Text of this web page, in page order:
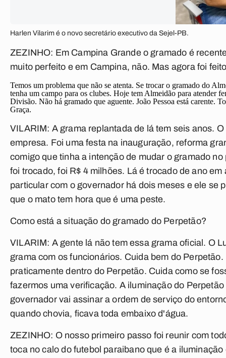
Harlen Vilarim é o novo secretário executivo da Sejel-PB.
ZEZINHO: Em Campina Grande o gramado é
muito perfeito e em Campina, não. Mas agora foi
Temos um problema que não se atenta. Se trocar o gramado do
tenha um campo para os clubes. Hoje tem Almeidão para atender
Divisão. Não há gramado que aguente. João Pessoa está carente.
Graça.
VILARIM: A grama replantada de lá tem seis anos.
empresa. Foi uma festa na inauguração, reforma
comigo que tinha a intenção de mudar o gramado
foi trocado, foi R$ 4 milhões. Lá é trocado de ano
particular com o governador há dois meses e ele se
que o mato tem hora que é uma peste.
Como está a situação do gramado do Perpetão?
VILARIM: A gente lá não tem essa grama oficial. O
grama com os funcionários. Cuida bem do
praticamente dentro do Perpetão. Cuida como se
fazermos uma verificação. A iluminação do
governador vai assinar a ordem de serviço do
quando chovia, ficava toda embaixo d'água.
ZEZINHO: O nosso primeiro passo foi reunir com
toca no calo do futebol paraibano que é a